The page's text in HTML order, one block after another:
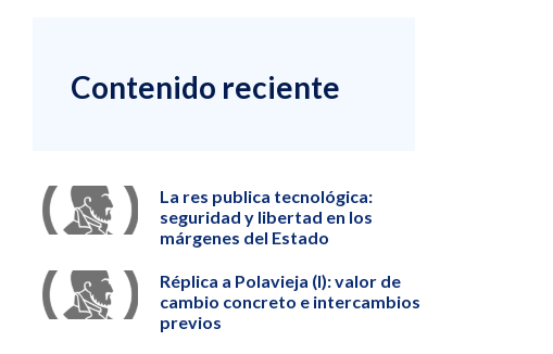
Contenido reciente
La res publica tecnológica:
seguridad y libertad en los
márgenes del Estado
Réplica a Polavieja (I): valor de
cambio concreto e intercambios
previos